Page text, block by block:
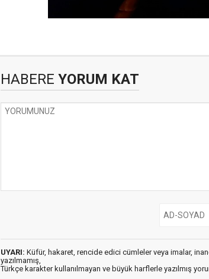
HABERE YORUM KAT
UYARI: Küfür, hakaret, rencide edici cümleler veya imalar,
yazılmamış,
Türkçe karakter kullanılmayan ve büyük harflerle yazılmış